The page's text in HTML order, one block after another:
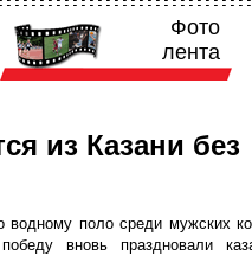
Фото
лента
из Казани без
водному поло среди мужских
вновь праздновали